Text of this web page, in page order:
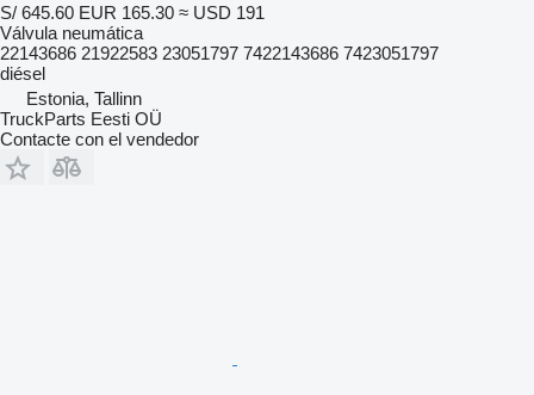
S/ 645.60 EUR 165.30 ≈ USD 191
Válvula neumática
22143686 21922583 23051797 7422143686 7423051797
diésel
Estonia, Tallinn
TruckParts Eesti OÜ
Contacte con el vendedor